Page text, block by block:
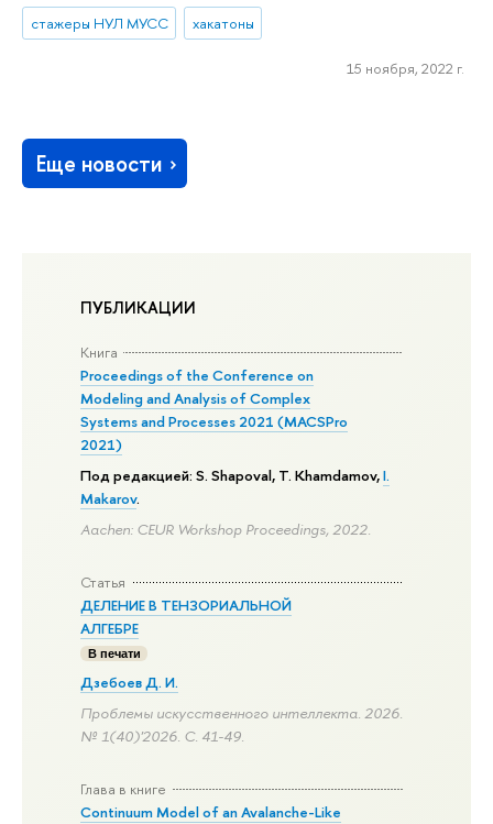
ПУБЛИКАЦИИ
Книга
Proceedings of the Conference on
Modeling and Analysis of Complex
Systems and Processes 2021 (MACSPro
2021)
Под редакцией:S. Shapoval, T. Khamdamov,I.
Makarov.
Aachen: CEUR Workshop Proceedings, 2022.
Статья
ДЕЛЕНИЕ В ТЕНЗОРИАЛЬНОЙ
АЛГЕБРЕ
В печати
Дзебоев Д. И.
Проблемы искусственного интеллекта. 2026.
№ 1(40)'2026. С. 41-49.
Глава в книге
Continuum Model of an Avalanche-Like
стажеры НУЛ МУСС хакатоны
15 ноября, 2022 г.
Еще новости